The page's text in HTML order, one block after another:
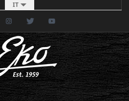
IT
FacebookInstagramTwitter